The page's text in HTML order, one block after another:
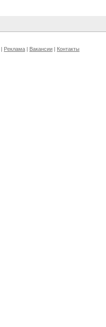
| Реклама | Вакансии | Контакты